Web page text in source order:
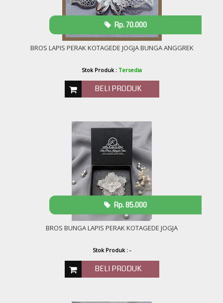
BROS LAPIS PERAK KOTAGEDE JOGJA BUNGA ANGGREK
Rp. 70.000
Stok Produk :Tersedia
BELI PRODUK
BROS BUNGA LAPIS PERAK KOTAGEDE JOGJA
Rp. 85.000
Stok Produk : -
BELI PRODUK